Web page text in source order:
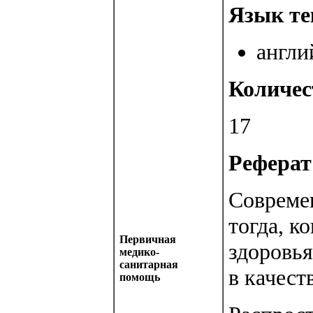
Первичная
медико-
санитарная
помощь
Язык
17
тогда,
в